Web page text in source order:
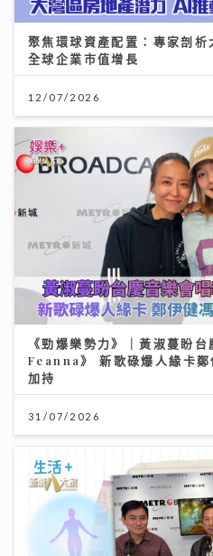
聚焦環球資產配置：專家剖
全球企業市值增長
12/07/2026
《勁爆樂勢力》｜黃淑蔓盼
Feanna》 新歌碌爆人緣卡
加持
31/07/2026